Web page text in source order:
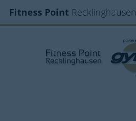
Fitness Point Recklinghausen